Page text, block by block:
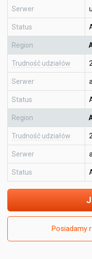
Serwer
Status
Region
Trudność udziałów
Serwer
Status
Region
Trudność udziałów
Serwer
Status
Posiadamy